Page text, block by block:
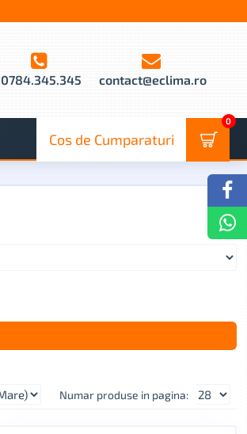
0784.345.345 contact@eclima.ro
Cos de Cumparaturi
0
Numar produse in pagina: